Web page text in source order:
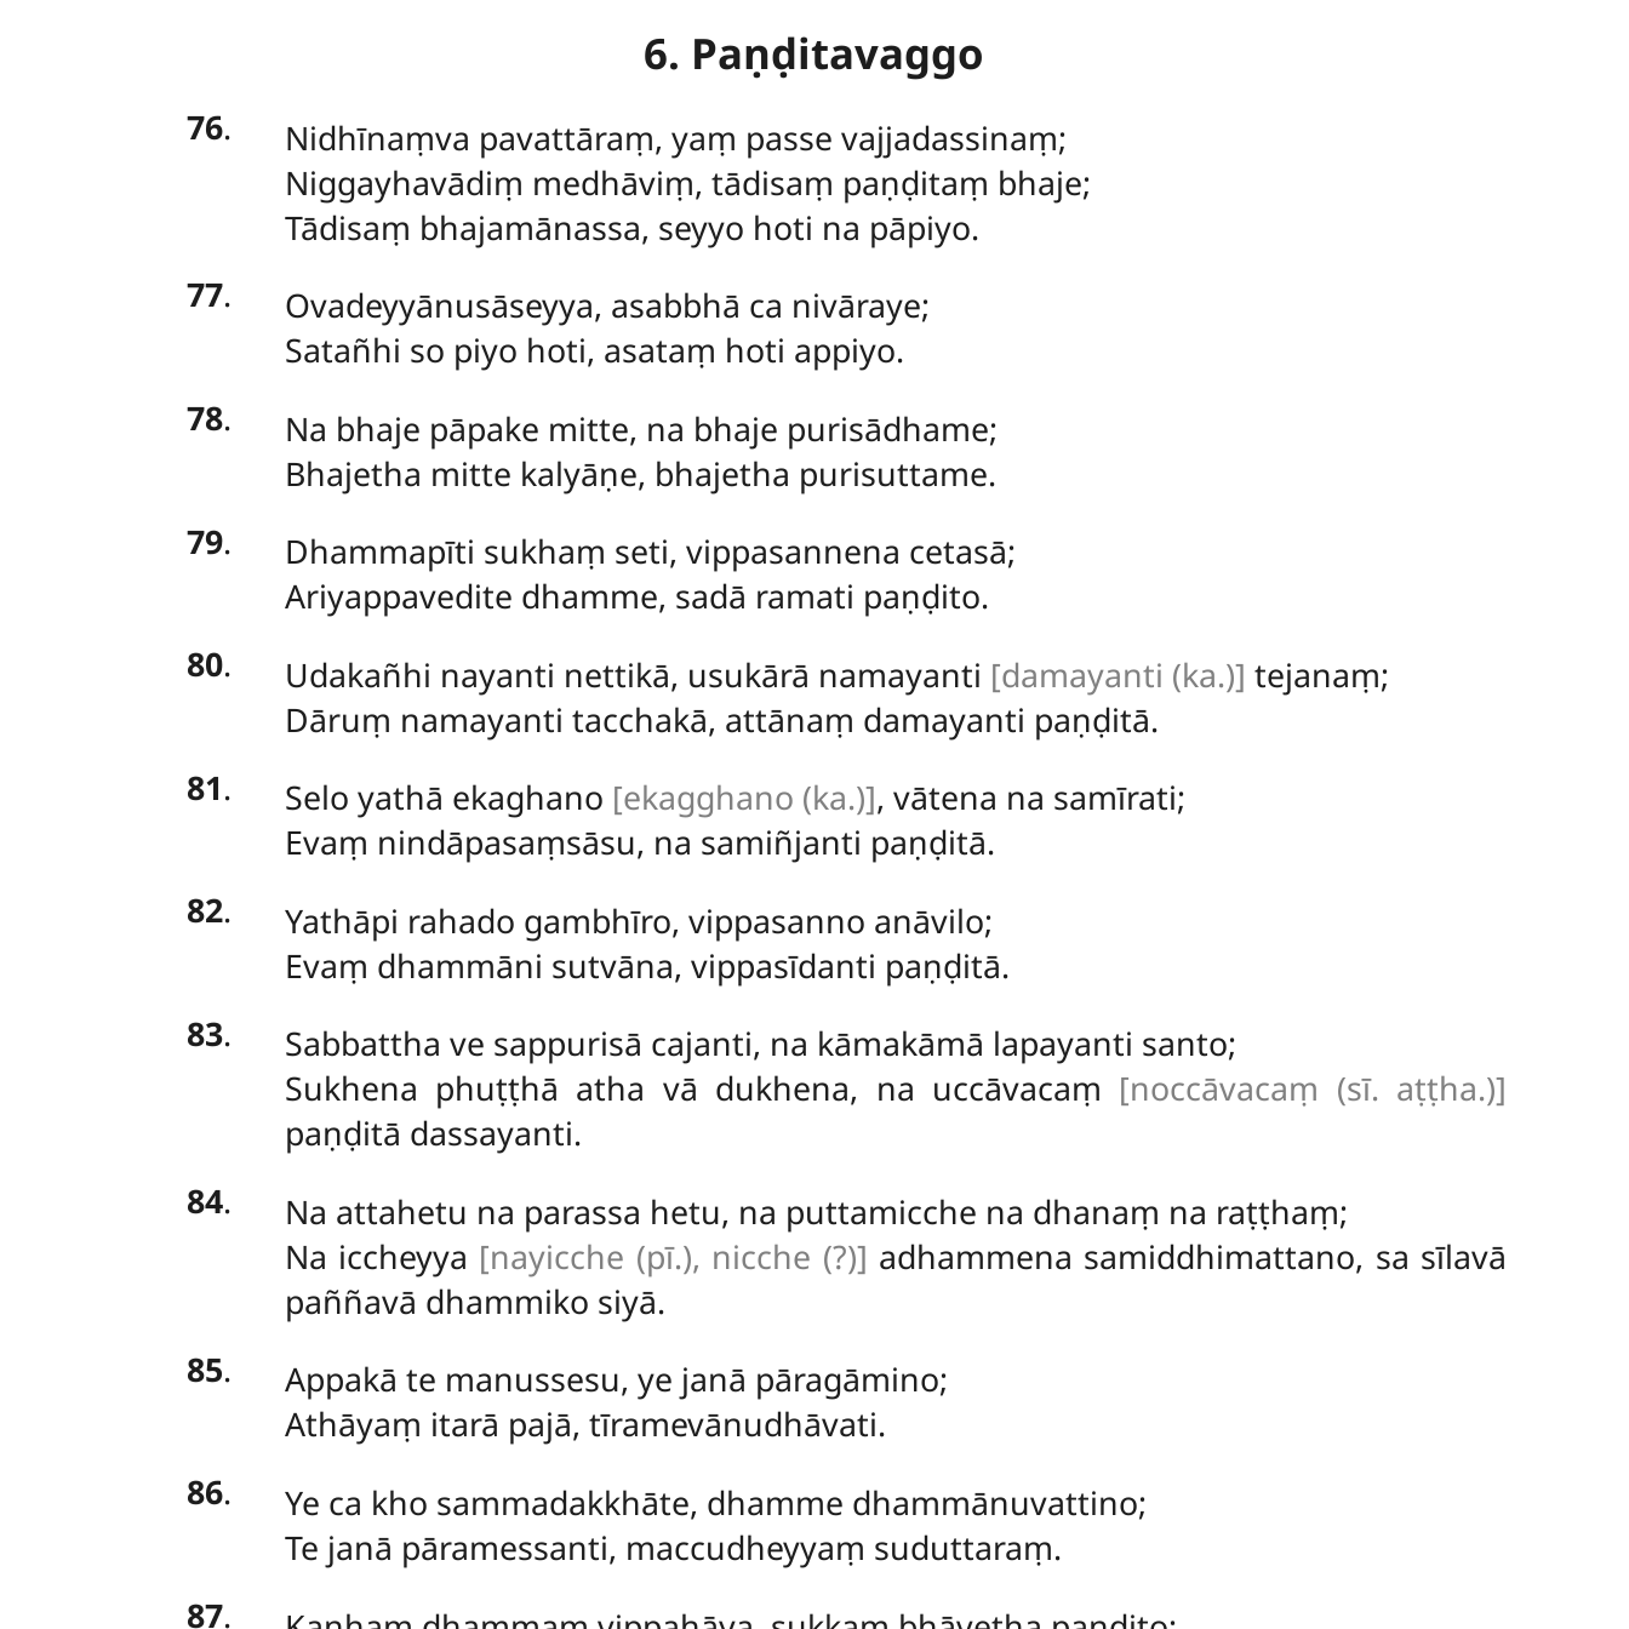
6. Paṇḍitavaggo
76. Nidhīnaṃva pavattāraṃ, yaṃ passe vajjadassinaṃ;
Niggayhavādiṃ medhāviṃ, tādisaṃ paṇḍitaṃ bhaje;
Tādisaṃ bhajamānassa, seyyo hoti na pāpiyo.
77.
Ovadeyyānusāseyya, asabbhā ca nivāraye;
Satañhi so piyo hoti, asataṃ hoti appiyo.
78.
Na bhaje pāpake mitte, na bhaje purisādhame;
Bhajetha mitte kalyāṇe, bhajetha purisuttame.
79. Dhammapīti sukhaṃ seti, vippasannena cetasā;
Ariyappavedite dhamme, sadā ramati paṇḍito.
80. Udakañhi nayanti nettikā, usukārā namayanti [damayanti (ka.)] tejanaṃ;
Dāruṃ namayanti tacchakā, attānaṃ damayanti paṇḍitā.
81. Selo yathā ekaghano [ekagghano (ka.)], vātena na samīrati;
Evaṃ nindāpasaṃsāsu, na samiñjanti paṇḍitā.
82.
Yathāpi rahado gambhīro, vippasanno anāvilo;
Evaṃ dhammāni sutvāna, vippasīdanti paṇḍitā.
83. Sabbattha ve sappurisā cajanti, na kāmakāmā lapayanti santo;
Sukhena phuṭṭhā atha vā dukhena, na uccāvacaṃ [noccāvacaṃ (sī. aṭṭha.)]
paṇḍitā dassayanti.
84. Na attahetu na parassa hetu, na puttamicche na dhanaṃ na raṭṭhaṃ;
Na iccheyya [nayicche (pī.), nicche (?)] adhammena samiddhimattano, sa sīlavā
paññavā dhammiko siyā.
85.
Appakā te manussesu, ye janā pāragāmino;
Athāyaṃ itarā pajā, tīramevānudhāvati.
86. Ye ca kho sammadakkhāte, dhamme dhammānuvattino;
Te janā pāramessanti, maccudheyyaṃ suduttaraṃ.
87.